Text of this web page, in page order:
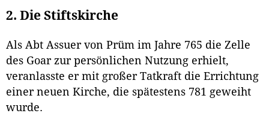
2. Die Stiftskirche
Als Abt Assuer von Prüm im Jahre 765 die Zelle
des Goar zur persönlichen Nutzung erhielt,
veranlasste er mit großer Tatkraft die Errichtung
einer neuen Kirche, die spätestens 781 geweiht
wurde.